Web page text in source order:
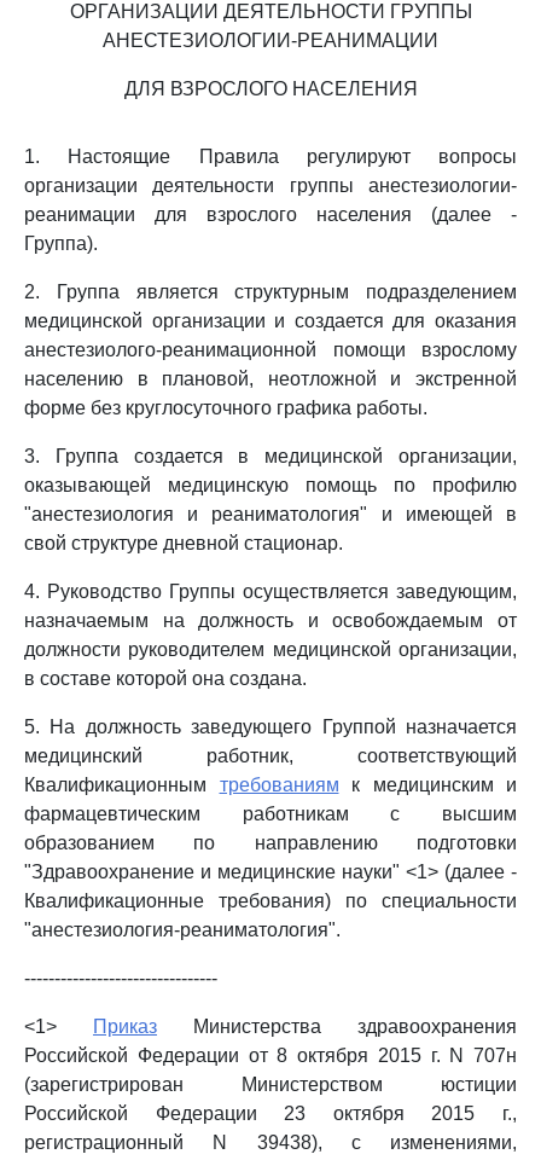
ОРГАНИЗАЦИИ ДЕЯТЕЛЬНОСТИ ГРУППЫ
АНЕСТЕЗИОЛОГИИ-РЕАНИМАЦИИ
ДЛЯ ВЗРОСЛОГО НАСЕЛЕНИЯ
1. Настоящие Правила регулируют вопросы
организации деятельности группы анестезиологии-
реанимации для взрослого населения (далее -
Группа).
2. Группа является структурным подразделением
медицинской организации и создается для оказания
анестезиолого-реанимационной помощи взрослому
населению в плановой, неотложной и экстренной
форме без круглосуточного графика работы.
3. Группа создается в медицинской организации,
оказывающей медицинскую помощь по профилю
"анестезиология и реаниматология" и имеющей в
свой структуре дневной стационар.
4. Руководство Группы осуществляется заведующим,
назначаемым на должность и освобождаемым от
должности руководителем медицинской организации,
в составе которой она создана.
5. На должность заведующего Группой назначается
медицинский работник, соответствующий
Квалификационным требованиям к медицинским и
фармацевтическим работникам с высшим
образованием по направлению подготовки
"Здравоохранение и медицинские науки" <1> (далее -
Квалификационные требования) по специальности
"анестезиология-реаниматология".
--------------------------------
<1> Приказ Министерства здравоохранения
Российской Федерации от 8 октября 2015 г. N 707н
(зарегистрирован Министерством юстиции
Российской Федерации 23 октября 2015 г.,
регистрационный N 39438), с изменениями,